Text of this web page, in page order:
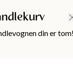
( 0)
din er